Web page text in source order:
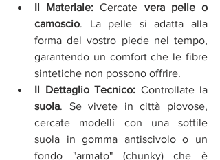
Il Materiale: Cercate vera pelle o
camoscio. La pelle si adatta alla
forma del vostro piede nel tempo,
garantendo un comfort che le fibre
sintetiche non possono offrire.
Il Dettaglio Tecnico:
suola. Se vivete in città piovose,
cercate modelli con una sottile
suola in gomma antiscivolo o un
fondo "armato" (chunky) che è